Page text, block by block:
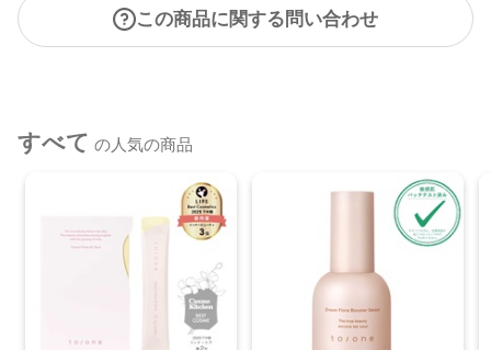
この商品に関する問い合わせ
すべて の人気の商品